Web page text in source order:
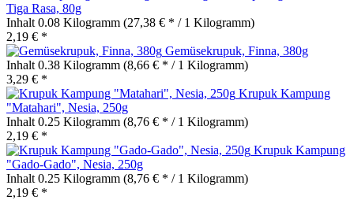
Tiga Rasa, 80g
Inhalt 0.08 Kilogramm (27,38 € * / 1 Kilogramm)
2,19 € *
Gemüsekrupuk, Finna, 380g
Inhalt 0.38 Kilogramm (8,66 € * / 1 Kilogramm)
3,29 € *
Krupuk Kampung
"Matahari", Nesia, 250g
Inhalt 0.25 Kilogramm (8,76 € * / 1 Kilogramm)
2,19 € *
Krupuk Kampung
"Gado-Gado", Nesia, 250g
Inhalt 0.25 Kilogramm (8,76 € * / 1 Kilogramm)
2,19 € *